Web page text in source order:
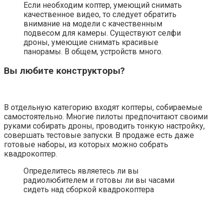
Если необходим коптер, умеющий снимать
качественное видео, то следует обратить
внимание на модели с качественным
подвесом для камеры. Существуют селфи
дроны, умеющие снимать красивые
панорамы. В общем, устройств много.
Вы любите конструкторы?
В отдельную категорию входят коптеры, собираемые
самостоятельно. Многие пилоты предпочитают своими
руками собирать дроны, проводить тонкую настройку,
совершать тестовые запуски. В продаже есть даже
готовые наборы, из которых можно собрать
квадрокоптер.
Определитесь являетесь ли вы
радиолюбителем и готовы ли вы часами
сидеть над сборкой квадрокоптера